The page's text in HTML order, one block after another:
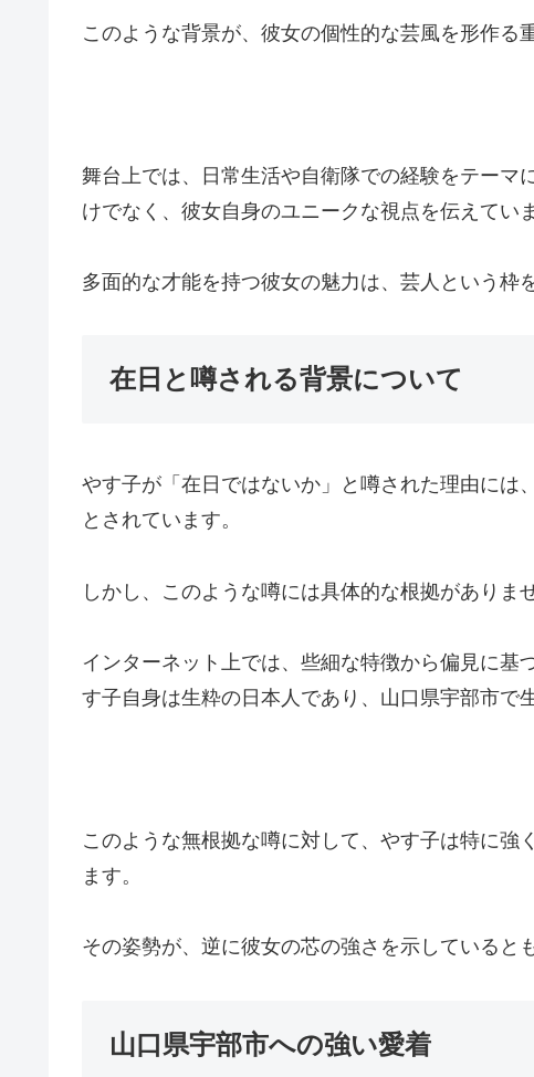
このような背景が、彼女の個性的な芸風を形作る
舞台上では、日常生活や自衛隊での経験をテー
けでなく、彼女自身のユニークな視点を伝えていま
多面的な才能を持つ彼女の魅力は、芸人という枠
在日と噂される背景について
やす子が「在日ではないか」と噂された理由には
とされています。
しかし、このような噂には具体的な根拠がありませ
インターネット上では、些細な特徴から偏見に
す子自身は生粋の日本人であり、山口県宇部市で
このような無根拠な噂に対して、やす子は特に
ます。
その姿勢が、逆に彼女の芯の強さを示していると
山口県宇部市への強い愛着